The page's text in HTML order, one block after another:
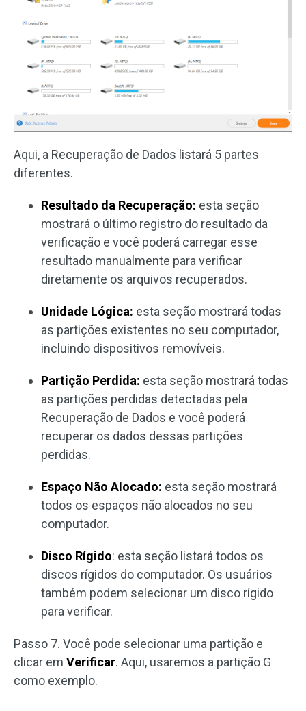
Aqui, a Recuperação de Dados listará 5 partes
diferentes.
Resultado da Recuperação: esta seção
mostrará o último registro do resultado da
verificação e você poderá carregar esse
resultado manualmente para verificar
diretamente os arquivos recuperados.
Unidade Lógica: esta seção mostrará todas
as partições existentes no seu computador,
incluindo dispositivos removíveis.
Partição Perdida: esta seção mostrará todas
as partições perdidas detectadas pela
Recuperação de Dados e você poderá
recuperar os dados dessas partições
perdidas.
Espaço Não Alocado: esta seção mostrará
todos os espaços não alocados no seu
computador.
Disco Rígido: esta seção listará todos os
discos rígidos do computador. Os usuários
também podem selecionar um disco rígido
para verificar.
Passo 7. Você pode selecionar uma partição e
clicar em Verificar. Aqui, usaremos a partição G
como exemplo.